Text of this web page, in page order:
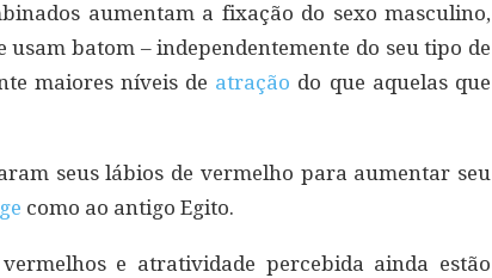
aumentam a fixação do sexo masculino,
usam batom – independentemente do seu tipo de
maiores níveis de atração do que aquelas que
seus lábios de vermelho para aumentar seu
como ao antigo Egito.
vermelhos e atratividade percebida ainda estão